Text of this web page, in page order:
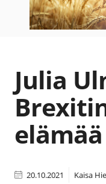
Julia
elämää
20.10.2021 Kaisa